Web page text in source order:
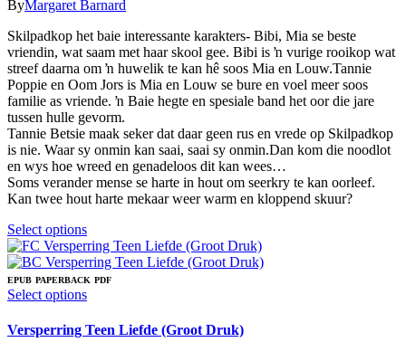
on
the
product
page
options
may
be
chosen
on
the
product
page
range:
through
R249.00
ByMargaret Barnard
Skilpadkop het baie interessante karakters- Bibi, Mia se beste
vriendin, wat saam met haar skool gee. Bibi is ŉ vurige rooikop wat
streef daarna om ŉ huwelik te kan hê soos Mia en Louw.Tannie
Poppie en Oom Jors is Mia en Louw se bure en voel meer soos
familie as vriende. ŉ Baie hegte en spesiale band het oor die jare
tussen hulle gevorm.
Tannie Betsie maak seker dat daar geen rus en vrede op Skilpadkop
is nie. Waar sy onmin kan saai, saai sy onmin.Dan kom die noodlot
en wys hoe wreed en genadeloos dit kan wees…
Soms verander mense se harte in hout om seerkry te kan oorleef.
Kan twee hout harte mekaar weer warm en kloppend skuur?
Select optionsThis
product
has
multiple
variants.
options
EPUB PAPERBACK PDF
Select optionsThis
has
Versperring Teen Liefde (Groot Druk)